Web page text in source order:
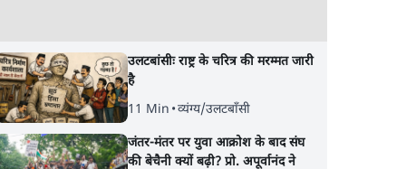
उलटबांसीः राष्ट्र के चरित्र की मरम्मत जारी
है
11 Min •व्यंग्य/उलटबाँसी
जंतर-मंतर पर युवा आक्रोश के बाद संघ
की बेचैनी क्यों बढ़ी? प्रो. अपूर्वानंद ने